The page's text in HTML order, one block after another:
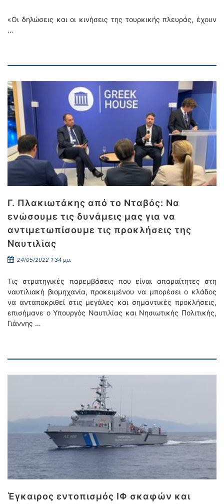
«Οι δηλώσεις και οι κινήσεις της τουρκικής πλευράς, έχουν
…
Γ. Πλακιωτάκης από το Νταβός: Να
ενώσουμε τις δυνάμεις μας για να
αντιμετωπίσουμε τις προκλήσεις της
Ναυτιλίας
24/05/2022 1:34 μμ.
Τις στρατηγικές παρεμβάσεις που είναι απαραίτητες στη
ναυτιλιακή βιομηχανία, προκειμένου να μπορέσει ο κλάδος
να ανταποκριθεί στις μεγάλες και σημαντικές προκλήσεις,
επισήμανε ο Υπουργός Ναυτιλίας και Νησιωτικής Πολιτικής,
Γιάννης …
Έγκαιρος εντοπισμός ΙΦ σκαφών και